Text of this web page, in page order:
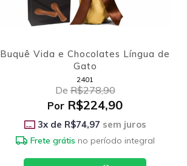
Buquê Vida e Chocolates Língua de
Gato
2401
De R$278,90
Por R$224,90
3x de R$74,97 sem juros
Frete grátis no período integral